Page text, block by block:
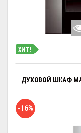
ХИТ!
ДУХОВОЙ ШКАФ
-16%